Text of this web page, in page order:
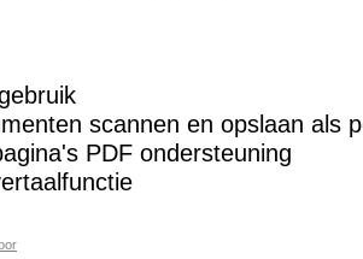
scannen en opslaan als
PDF ondersteuning